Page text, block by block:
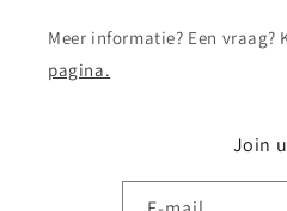
Meer informatie? Een vraag?
pagina.
Join